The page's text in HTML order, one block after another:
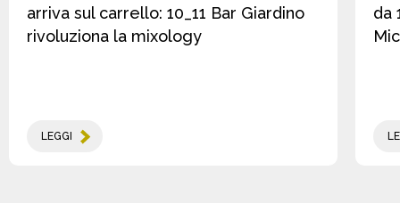
arriva sul carrello: 10_11 Bar Giardino
rivoluziona la mixology
LEGGI
da